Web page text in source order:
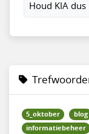
Houd KIA
5_oktober blog
informatiebeheer